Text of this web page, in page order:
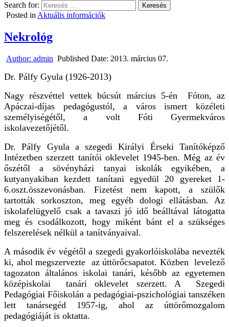
Search for:
Posted in Aktuális információk
Nekrológ
Author: admin Published Date: 2013. március 07.
Dr. Pálfy Gyula (1926-2013)
Nagy részvéttel vettek búcsút március 5-én Fóton, az
Apáczai-díjas pedagógustól, a város ismert közéleti
személyiségétől, a volt Fóti Gyermekváros
iskolavezetőjétől.
Dr. Pálfy Gyula a szegedi Királyi Érseki Tanítóképző
Intézetben szerzett tanítói oklevelet 1945-ben. Még az év
őszétől a sövényházi tanyai iskolák egyikében, a
kutyanyakiban kezdett tanítani egyedül 20 gyereket 1-
6.oszt.összevonásban. Fizetést nem kapott, a szülők
tartották sorkoszton, meg egyéb dologi ellátásban. Az
iskolafelügyelő csak a tavaszi jó idő beálltával látogatta
meg és csodálkozott, hogy miként bánt el a szükséges
felszerelések nélkül a tanítványaival.
A második év végétől a szegedi gyakorlóiskolába nevezték
ki, ahol megszervezte az úttörőcsapatot. Közben levelező
tagozaton általános iskolai tanári, később az egyetemen
középiskolai tanári oklevelet szerzett. A Szegedi
Pedagógiai Főiskolán a pedagógiai-pszichológiai tanszéken
lett tanársegéd 1957-ig, ahol az úttörőmozgalom
pedagógiáját is oktatta.